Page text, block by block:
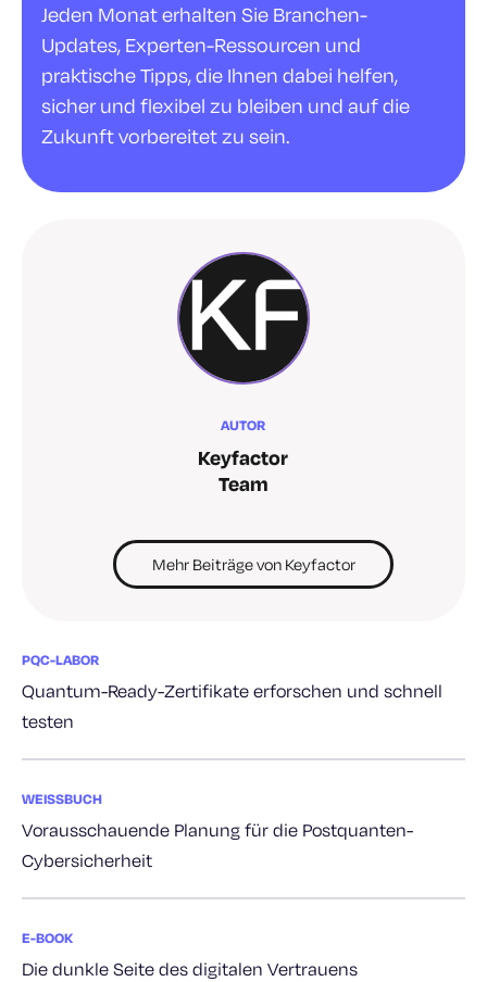
Jeden Monat erhalten Sie Branchen-
Updates, Experten-Ressourcen und
praktische Tipps, die Ihnen dabei helfen,
sicher und flexibel zu bleiben und auf die
Zukunft vorbereitet zu sein.
AUTOR
Keyfactor
Team
Mehr Beiträge von Keyfactor
PQC-LABOR
Quantum-Ready-Zertifikate erforschen und schnell
testen
WEISSBUCH
Vorausschauende Planung für die Postquanten-
Cybersicherheit
E-BOOK
Die dunkle Seite des digitalen Vertrauens